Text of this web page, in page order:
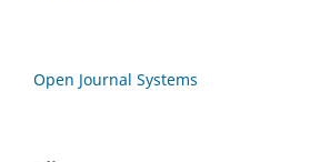
Open Journal Systems